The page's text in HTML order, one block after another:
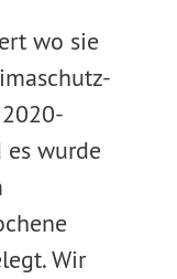
wo sie
wurde
Wir